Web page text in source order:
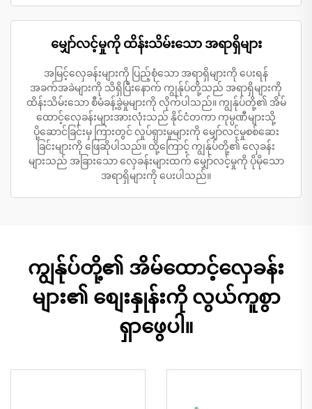
မျှော်လင့်မှုကို ထိန်းသိမ်းသော အရာရှိများ
အမြင့်လှေခန်းများကို ပြည့်စုံသော အရာရှိများကို ပေးရန်
အခက်အခဲများကို သိရှိပြီးနောက် ကျွန်ုပ်တို့သည် အရာရှိများကို
ထိန်းသိမ်းသော စီမံခန့်ခွဲမှုများကို လိုက်ပါသည်။ ကျွန်ုပ်တို့၏ အိမ်
ထောင့်လှေခန်းများအားလုံးသည် နိုင်ငံတကာ ကုမ္ပဏီများသို့
ပို့ဆောင်ခြင်းမှ ကြားတွင် လှုပ်ရှားမှုများကို မျှော်လင့်မှုစစ်ဆေး
ခြင်းများကို ဖြေဆိုပါသည်။ ထို့ကြောင့် ကျွန်ုပ်တို့၏ လှေခန်း
များသည် အခြားသော လှေခန်းများထက် မျှော်လင့်မှုကို ပိုမိုသော
အရာရှိများကို ပေးပါသည်။
ကျွန်ုပ်တို့၏ အိမ်ထောင့်လှေခန်း
များ၏ စျေးနှုန်းကို လွယ်ကူစွာ
ရှာဖွေပါ။